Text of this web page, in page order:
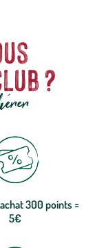
?
300 points =
5€